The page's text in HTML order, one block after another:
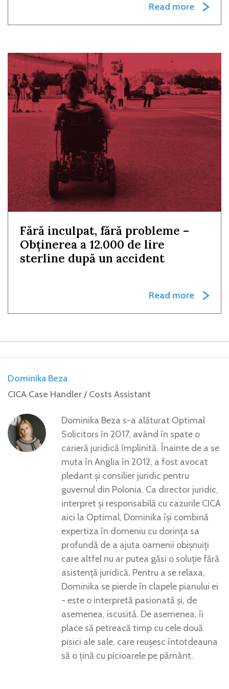
Read more
Fără inculpat, fără probleme –
Obținerea a 12.000 de lire
sterline după un accident
Read more
Dominika Beza
CICA Case Handler / Costs Assistant
Dominika Beza s-a alăturat Optimal
Solicitors în 2017, având în spate o
carieră juridică împlinită. Înainte de a se
muta în Anglia în 2012, a fost avocat
pledant și consilier juridic pentru
guvernul din Polonia. Ca director juridic,
interpret și responsabilă cu cazurile CICA
aici la Optimal, Dominika își combină
expertiza în domeniu cu dorința sa
profundă de a ajuta oamenii obișnuiți
care altfel nu ar putea găsi o soluție fără
asistență juridică. Pentru a se relaxa,
Dominika se pierde în clapele pianului ei
- este o interpretă pasionată și, de
asemenea, iscusită. De asemenea, îi
place să petreacă timp cu cele două
pisici ale sale, care reușesc întotdeauna
să o țină cu picioarele pe pământ.